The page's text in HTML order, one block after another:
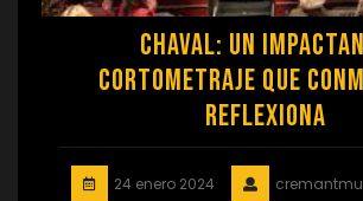
Chaval: Un
Cortometraje que
Reflexiona
24 enero 2024